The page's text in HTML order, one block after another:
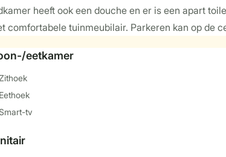
heeft ook een douche en er is een apart
tuinmeubilair. Parkeren kan op de
eetkamer
Eethoek
tv